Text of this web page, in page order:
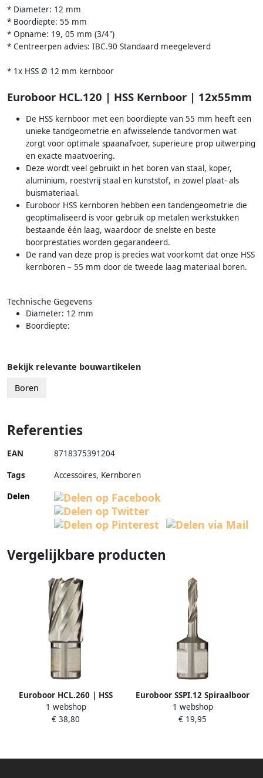
* Diameter: 12 mm
* Boordiepte: 55 mm
* Opname: 19, 05 mm (3/4")
* Centreerpen advies: IBC.90 Standaard meegeleverd
* 1x HSS Ø 12 mm kernboor
Euroboor HCL.120 | HSS Kernboor | 12x55mm
De HSS kernboor met een boordiepte van 55 mm heeft een
unieke tandgeometrie en afwisselende tandvormen wat
zorgt voor optimale spaanafvoer, superieure prop uitwerping
en exacte maatvoering.
Deze wordt veel gebruikt in het boren van staal, koper,
aluminium, roestvrij staal en kunststof, in zowel plaat- als
buismateriaal.
Euroboor HSS kernboren hebben een tandengeometrie die
geoptimaliseerd is voor gebruik op metalen werkstukken
bestaande één laag, waardoor de snelste en beste
boorprestaties worden gegarandeerd.
De rand van deze prop is precies wat voorkomt dat onze HSS
kernboren – 55 mm door de tweede laag materiaal boren.
Technische Gegevens
Diameter: 12 mm
Boordiepte:
Bekijk relevante bouwartikelen
Boren
Referenties
EAN 8718375391204
Tags
Accessoires, Kernboren
Delen
Vergelijkbare producten
Euroboor HCL.260 | HSS
Kernboor | 26x55mm
HCL.260
1 webshop
€ 38,80
Euroboor SSPI.12 Spiraalboor
| Weldon | DoC 30 mm |
12mm SSPI.12
1 webshop
€ 19,95